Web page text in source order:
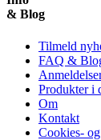
& Blog
Tilmeld
FAQ &
Produkter i
Om
Kontakt
Cookies-